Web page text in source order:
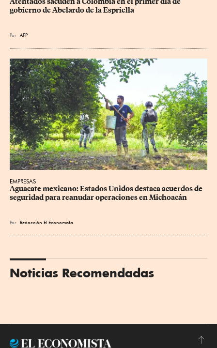
gobierno de Abelardo de la Espriella
Por AFP
EMPRESAS
Aguacate mexicano: Estados Unidos destaca acuerdos de
seguridad para reanudar operaciones en Michoacán
Por Redacción El Economista
Noticias Recomendadas